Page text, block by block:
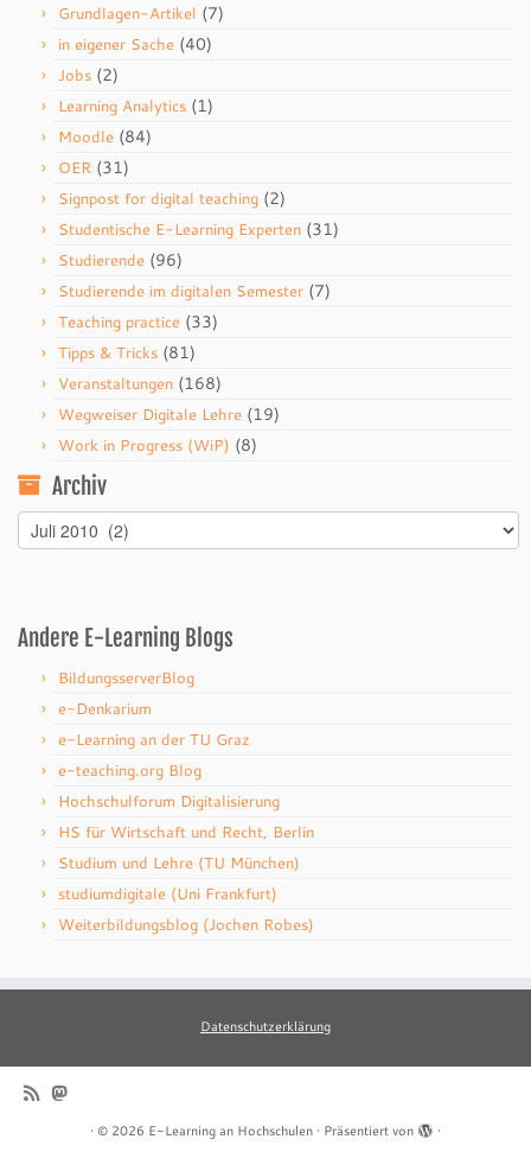
Grundlagen-Artikel (7)
in eigener Sache (40)
Jobs (2)
Learning Analytics (1)
Moodle (84)
OER (31)
Signpost for digital teaching (2)
Studentische E-Learning Experten (31)
Studierende (96)
Studierende im digitalen Semester (7)
Teaching practice (33)
Tipps & Tricks (81)
Veranstaltungen (168)
Wegweiser Digitale Lehre (19)
Work in Progress (WiP) (8)
Archiv
Archiv
Andere E-Learning Blogs
BildungsserverBlog
e-Denkarium
e-Learning an der TU Graz
e-teaching.org Blog
Hochschulforum Digitalisierung
HS für Wirtschaft und Recht, Berlin
Studium und Lehre (TU München)
studiumdigitale (Uni Frankfurt)
Weiterbildungsblog (Jochen Robes)
Datenschutzerklärung
· © 2026 E-Learning an Hochschulen · Präsentiert von
·